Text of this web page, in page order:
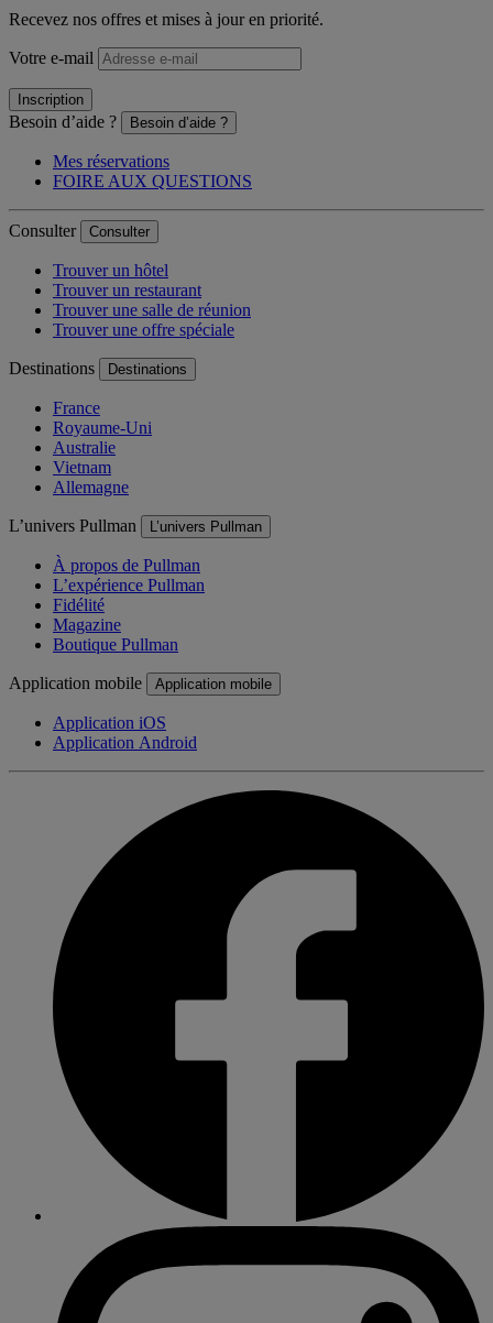
Recevez nos offres et mises à jour en priorité.
Votre e-mail
Inscription
Besoin d’aide ? Besoin d’aide ?
Mes réservations
FOIRE AUX QUESTIONS
Consulter Consulter
Trouver un hôtel
Trouver un restaurant
Trouver une salle de réunion
Trouver une offre spéciale
Destinations Destinations
France
Royaume-Uni
Australie
Vietnam
Allemagne
L’univers Pullman L’univers Pullman
À propos de Pullman
L’expérience Pullman
Fidélité
Magazine
Boutique Pullman
Application mobile Application mobile
Application iOS
Application Android